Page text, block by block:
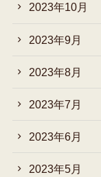
2023年10月
2023年9月
2023年8月
2023年7月
2023年6月
2023年5月